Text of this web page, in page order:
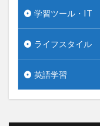
学習ツール・IT
ライフスタイル
英語学習